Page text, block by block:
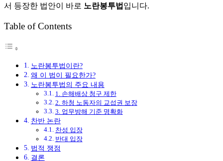
서 등장한 법안이 바로 노란봉투법 입니다.
Table of Contents
노란봉투법이란?
왜 이 법이 필요한가?
노란봉투법의 주요 내용
1. 손해배상 청구 제한
2. 하청 노동자의 교섭권 보장
3. 업무방해 기준 명확화
찬반 논란
찬성 입장
반대 입장
법적 쟁점
결론